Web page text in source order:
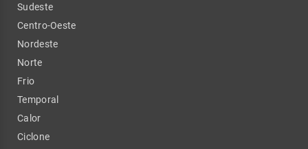
Sudeste
Centro-Oeste
Nordeste
Norte
Frio
Temporal
Calor
Ciclone